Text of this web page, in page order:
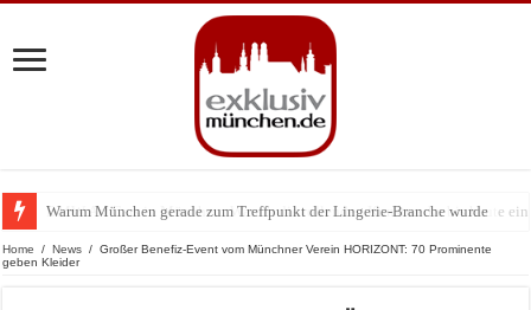
Warum München gerade zum Treffpunkt der Lingerie-Branche wurde
BMW Art Cars in München: Warum die rollenden Kunstwerke bis heute
Home / News / Großer Benefiz-Event vom Münchner Verein HORIZONT: 70 Prominente
geben Kleider